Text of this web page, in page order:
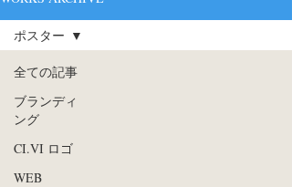
全ての記事
ブランディ
ング
CI.VI ロゴ
WEB
ポスター